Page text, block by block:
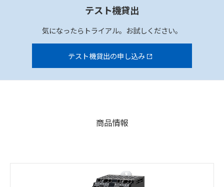
テスト機貸出
気になったらトライアル。お試しください。
テスト機貸出の申し込み
商品情報